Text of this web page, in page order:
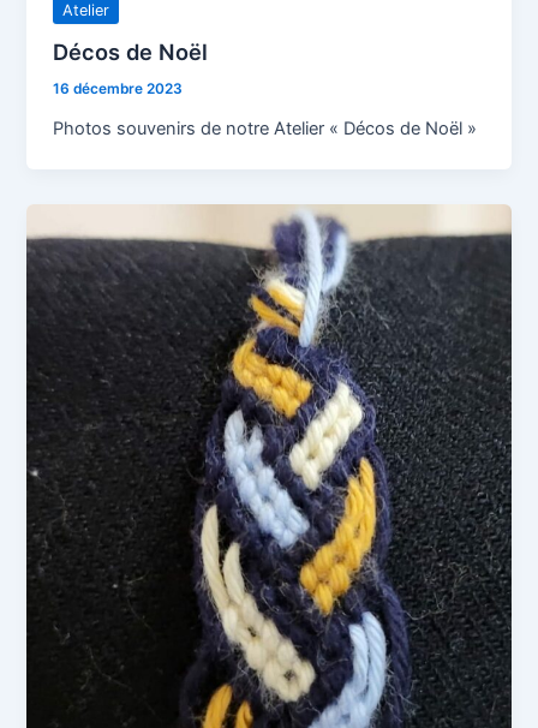
Atelier
Décos de Noël
16 décembre 2023
Photos souvenirs de notre Atelier « Décos de Noël »